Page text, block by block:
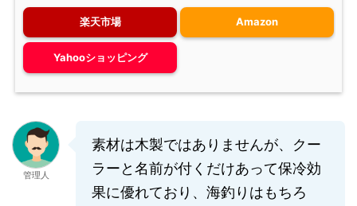
楽天市場 Amazon
Yahooショッピング
管理人
素材は木製ではありませんが、クー
ラーと名前が付くだけあって保冷効
果に優れており、海釣りはもちろ